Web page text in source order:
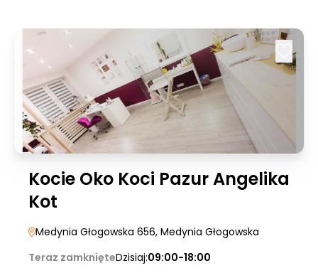
Kocie Oko Koci Pazur Angelika
Kot
Medynia Głogowska 656, Medynia Głogowska
Teraz zamknięteDzisiaj:09:00-18:00